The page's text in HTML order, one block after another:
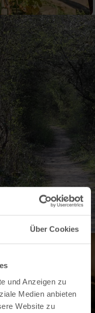
Über Cookies
und Anzeigen zu
Medien anbieten
Website zu